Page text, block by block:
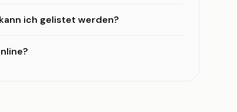
ich gelistet werden?